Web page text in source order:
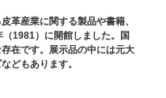
革産業に関する製品や書籍、
1981）に開館しました。国
在です。展示品の中には元大
どもあります。